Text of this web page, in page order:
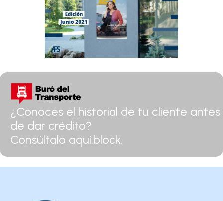
¿Conoces el historial de tu cliente antes
de dar crédito?
Consúltalo aquí.block.